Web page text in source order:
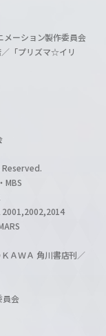
ーション製作委員会
「プリズマ☆イリ
Reserved.
MBS
2001,2002,2014
ＡＷＡ 角川書店刊／
会